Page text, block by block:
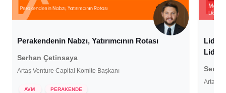
Perakendenin Nabzı, Yatırımcının Rotası
Serhan Çetinsaya
Artaş Venture Capital Komite Başkanı
AVM PERAKENDE
Artaş